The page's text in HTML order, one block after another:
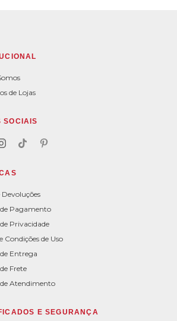
de Lojas
SOCIAIS
Devoluções
Pagamento
Privacidade
Condições de Uso
Entrega
Frete
Atendimento
E SEGURANÇA